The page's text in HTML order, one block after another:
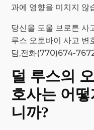
과에 영향을 미치지 않
당신을 도울 브로튼 사
루스 오토바이 사고 변
담,전화(770)674-
덜 루스의
호사는 어
니까?